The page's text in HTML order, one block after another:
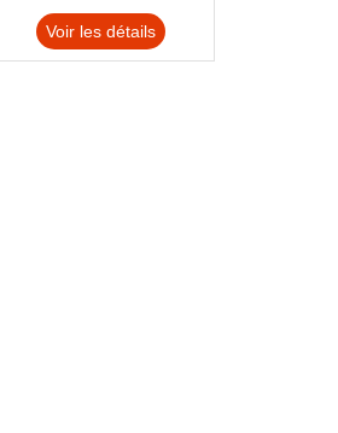
Voir les détails